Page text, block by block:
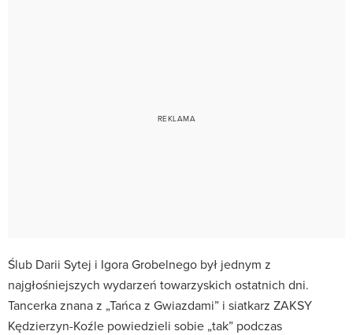
Ślub Darii Sytej i Igora Grobelnego był jednym z
najgłośniejszych wydarzeń towarzyskich ostatnich dni.
Tancerka znana z „Tańca z Gwiazdami” i siatkarz ZAKSY
Kędzierzyn-Koźle powiedzieli sobie „tak” podczas